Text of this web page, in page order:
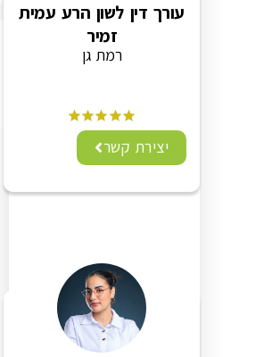
עורך דין לשון הרע עמית
זמיר
רמת גן
יצירת קשר